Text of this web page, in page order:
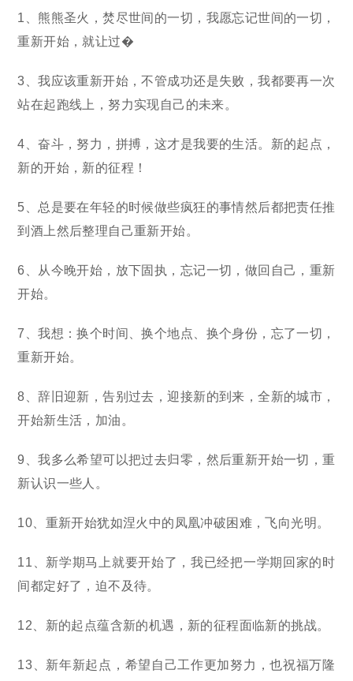
1、熊熊圣火，焚尽世间的一切，我愿忘记世间的一切，
重新开始，就让过�
3、我应该重新开始，不管成功还是失败，我都要再一次
站在起跑线上，努力实现自己的未来。
4、奋斗，努力，拼搏，这才是我要的生活。新的起点，
新的开始，新的征程！
5、总是要在年轻的时候做些疯狂的事情然后都把责任推
到酒上然后整理自己重新开始。
6、从今晚开始，放下固执，忘记一切，做回自己，重新
开始。
7、我想：换个时间、换个地点、换个身份，忘了一切，
重新开始。
8、辞旧迎新，告别过去，迎接新的到来，全新的城市，
开始新生活，加油。
9、我多么希望可以把过去归零，然后重新开始一切，重
新认识一些人。
10、重新开始犹如涅火中的凤凰冲破困难，飞向光明。
11、新学期马上就要开始了，我已经把一学期回家的时
间都定好了，迫不及待。
12、新的起点蕴含新的机遇，新的征程面临新的挑战。
13、新年新起点，希望自己工作更加努力，也祝福万隆